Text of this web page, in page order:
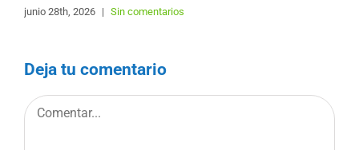
junio 28th, 2026 | Sin comentarios
Deja tu comentario
Comentar